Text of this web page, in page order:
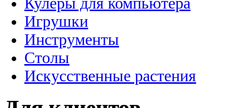
Игрушки
Инструменты
Столы
Искусственные растения